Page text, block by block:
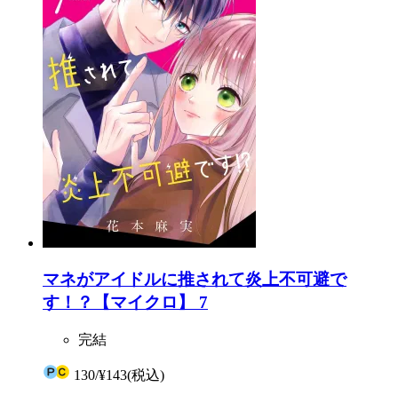
マネがアイドルに推されて炎上不可避で
す！？【マイクロ】 7
完結
130/¥143(税込)